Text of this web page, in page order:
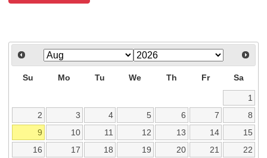
Su Mo Tu We Th Fr Sa
1
2
3 4 5 6 7
8
9
10 11 12 13 14
15
16
17 18 19 20 21 22